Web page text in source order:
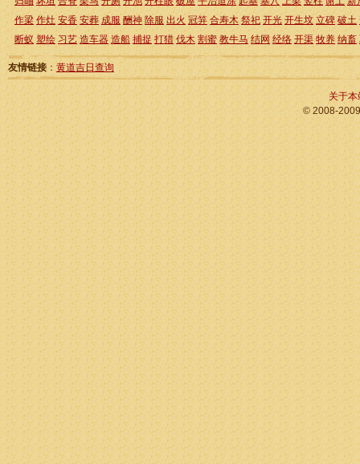
作梁 作灶 安香 安葬 成服 酬神 除服 出火 冠笄 合寿木 祭祀 开光 开生坟 立碑 破土
断蚁 塑绘 习艺 造车器 造船 捕捉 打猎 伐木 割蜜 教牛马 结网 经络 开渠 牧养 纳畜
友情链接：黄道吉日查询
关于本
© 2008-